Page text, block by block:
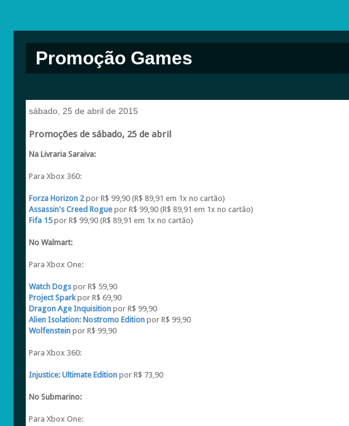
Promoção Games
sábado, 25 de abril de 2015
Promoções de sábado, 25 de abril
Na Livraria Saraiva:
Para Xbox 360:
Forza Horizon 2por R$ 99,90 (R$ 89,91 em 1x no cartão)
Assassin's Creed Rogue por R$ 99,90 (R$ 89,91 em 1x no cartão)
Fifa 15por R$ 99,90 (R$ 89,91 em 1x no cartão)
No Walmart:
Para Xbox One:
Watch Dogs por R$ 59,90
Project Sparkpor R$ 69,90
Dragon Age Inquisition por R$ 99,90
Alien Isolation: Nostromo Edition por R$ 99,90
Wolfenstein por R$ 99,90
Para Xbox 360:
Injustice: Ultimate Edition por R$ 73,90
No Submarino:
Para Xbox One: